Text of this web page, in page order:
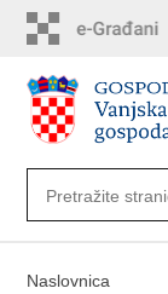
sadržaj
Naslovnica